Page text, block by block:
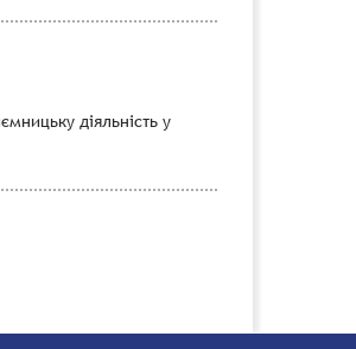
діяльність у